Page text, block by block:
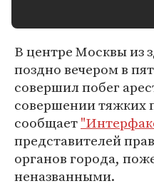
В центре Москвы из
поздно вечером в
совершил побег
совершении тяжких
сообщает
представителей
органов города,
неназванными.